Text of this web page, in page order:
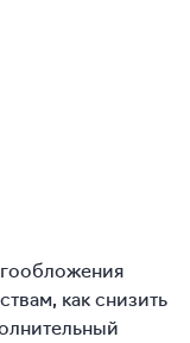
как снизить